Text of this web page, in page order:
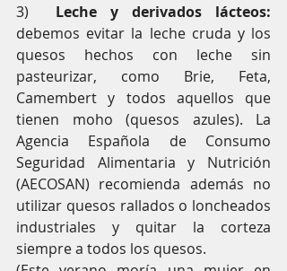
3)
debemos evitar la leche cruda y los
quesos hechos con leche sin
pasteurizar, como Brie, Feta,
Camembert y todos aquellos que
tienen moho (quesos azules). La
Agencia Española de Consumo
Seguridad Alimentaria y Nutrición
(AECOSAN) recomienda además no
utilizar quesos rallados o loncheados
industriales y quitar la corteza
siempre a todos los quesos.